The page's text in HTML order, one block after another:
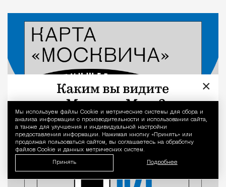
Уведомление
Мы используем файлы Сookie и метрические системы для сбора и
анализа информации о производительности и использовании сайта,
а также для улучшения и индивидуальной настройки
предоставления информации. Нажимая кнопку «Принять» или
продолжая пользоваться сайтом, вы соглашаетесь на обработку
файлов Cookie и данных метрических систем.
Принять Подробнее
×